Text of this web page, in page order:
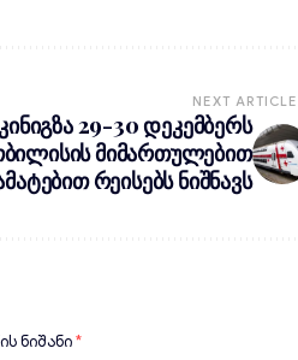
NEXT ARTICLE
29-30 დეკემბერს
მიმართულებით
რეისებს ნიშნავს
ნიშანი*